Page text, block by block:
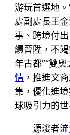
游玩首選地
處副處長王
事、跨境付
續晉陞，不
年古都”“雙
情 ，推進文
集，優化進
球吸引力的
源浚者流